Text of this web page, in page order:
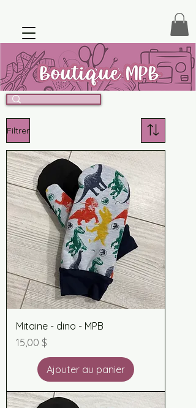
Filtrer
Mitaine - dino - MPB
Prix
15,00 $
Ajouter au panier